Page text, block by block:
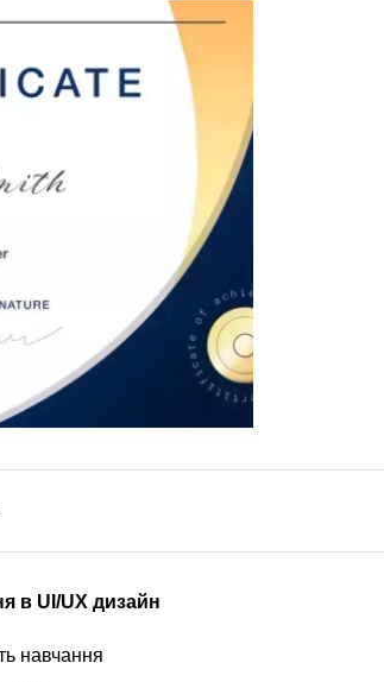
в UI/UX дизайн
навчання